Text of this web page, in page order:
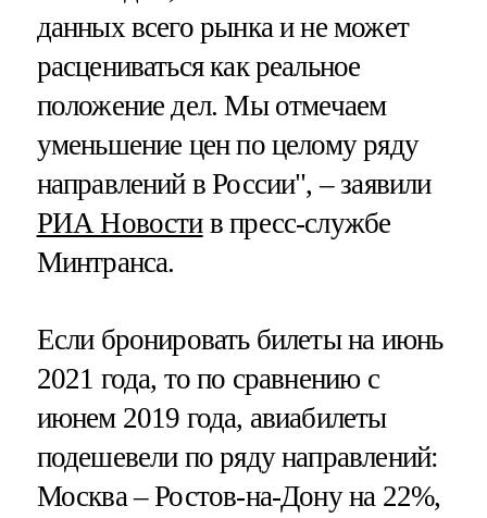
данных всего рынка и не может
расцениваться как реальное
положение дел. Мы отмечаем
уменьшение цен по целому ряду
направлений в России", – заявили
РИА Новостив пресс-службе
Минтранса.
Если бронировать билеты на июнь
2021 года, то по сравнению с
июнем 2019 года, авиабилеты
подешевели по ряду направлений:
Москва – Ростов-на-Дону на 22%,